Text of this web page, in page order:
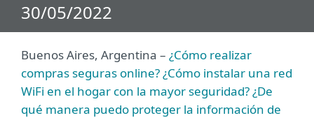
30/05/2022
Buenos Aires, Argentina – ¿Cómo realizar
compras seguras online? ¿Cómo instalar una red
WiFi en el hogar con la mayor seguridad? ¿De
qué manera puedo proteger la información de